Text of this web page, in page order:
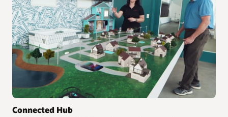
Connected Hub